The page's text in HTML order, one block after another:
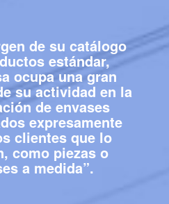
de su catálogo
estándar,
ocupa una gran
su actividad en la
de envases
expresamente
clientes que lo
como piezas o
a medida”.